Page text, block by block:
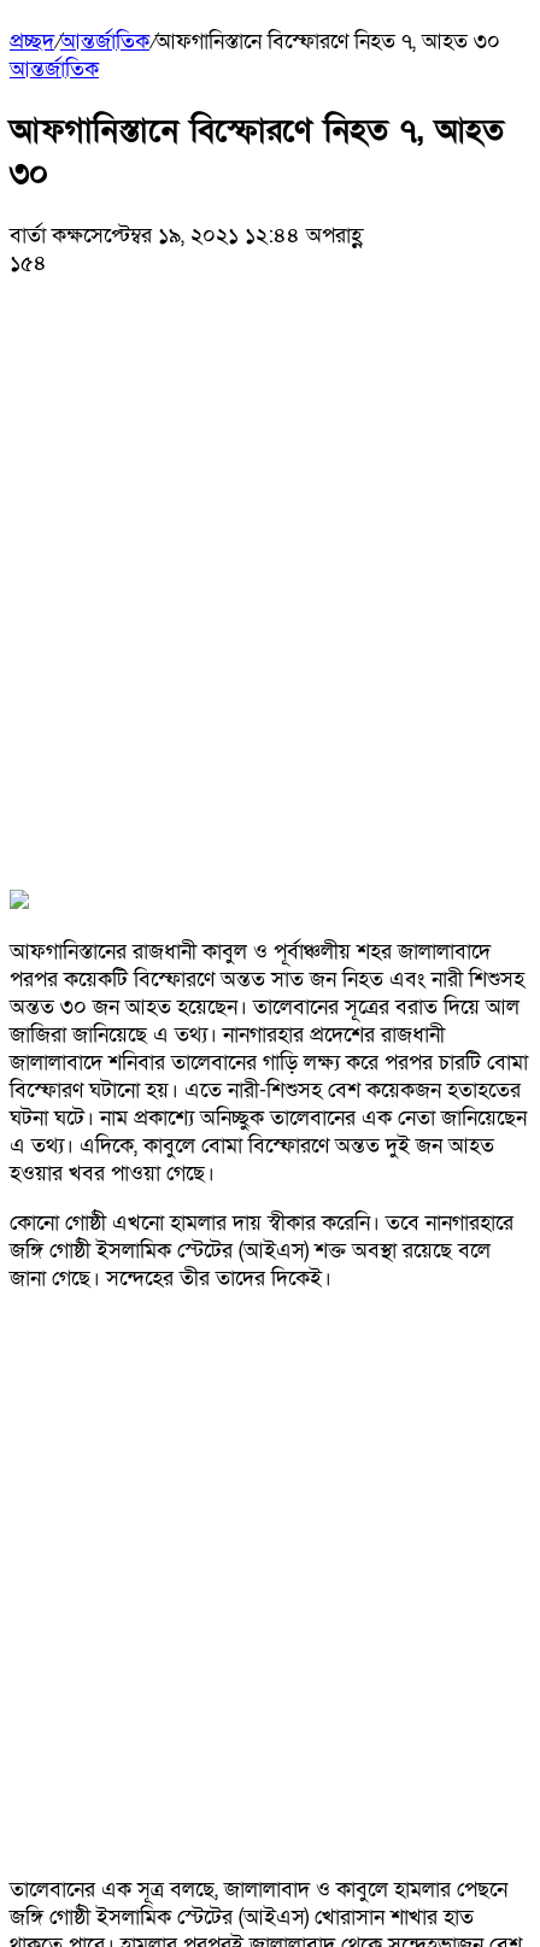
প্রচ্ছদ/আন্তর্জাতিক/আফগানিস্তানে বিস্ফোরণে নিহত ৭, আহত ৩০
আন্তর্জাতিক
আফগানিস্তানে বিস্ফোরণে নিহত ৭, আহত
৩০
বার্তা কক্ষসেপ্টেম্বর ১৯, ২০২১ ১২:৪৪ অপরাহ্ণ
১৫৪
আফগানিস্তানের রাজধানী কাবুল ও পূর্বাঞ্চলীয় শহর জালালাবাদে
পরপর কয়েকটি বিস্ফোরণে অন্তত সাত জন নিহত এবং নারী শিশুসহ
অন্তত ৩০ জন আহত হয়েছেন। তালেবানের সূত্রের বরাত দিয়ে আল
জাজিরা জানিয়েছে এ তথ্য। নানগারহার প্রদেশের রাজধানী
জালালাবাদে শনিবার তালেবানের গাড়ি লক্ষ্য করে পরপর চারটি বোমা
বিস্ফোরণ ঘটানো হয়। এতে নারী-শিশুসহ বেশ কয়েকজন হতাহতের
ঘটনা ঘটে। নাম প্রকাশ্যে অনিচ্ছুক তালেবানের এক নেতা জানিয়েছেন
এ তথ্য। এদিকে, কাবুলে বোমা বিস্ফোরণে অন্তত দুই জন আহত
হওয়ার খবর পাওয়া গেছে।
কোনো গোষ্ঠী এখনো হামলার দায় স্বীকার করেনি। তবে নানগারহারে
জঙ্গি গোষ্ঠী ইসলামিক স্টেটের (আইএস) শক্ত অবস্থা রয়েছে বলে
জানা গেছে। সন্দেহের তীর তাদের দিকেই।
তালেবানের এক সূত্র বলছে, জালালাবাদ ও কাবুলে হামলার পেছনে
জঙ্গি গোষ্ঠী ইসলামিক স্টেটের (আইএস) খোরাসান শাখার হাত